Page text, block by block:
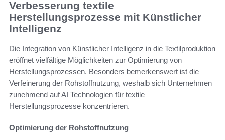
Verbesserung textile
Herstellungsprozesse mit Künstlicher
Intelligenz
Die Integration von Künstlicher Intelligenz in die Textilproduktion
eröffnet vielfältige Möglichkeiten zur Optimierung von
Herstellungsprozessen. Besonders bemerkenswert ist die
Verfeinerung der Rohstoffnutzung, weshalb sich Unternehmen
zunehmend auf AI Technologien für textile
Herstellungsprozesse konzentrieren.
Optimierung der Rohstoffnutzung